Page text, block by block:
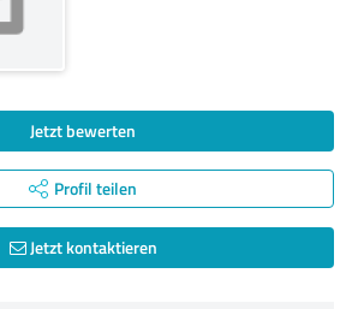
Jetzt bewerten
Profil teilen
Jetzt kontaktieren